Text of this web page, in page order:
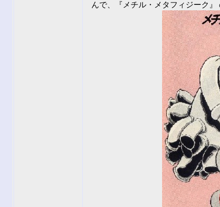
んで、『メチル・メタフィジーク』